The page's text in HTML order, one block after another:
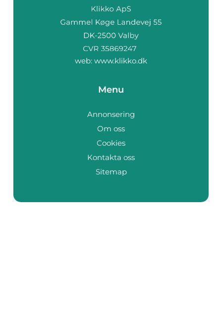
web: www.klikko.dk
Menu
Annonsering
Om oss
Cookies
Kontakta oss
Sitemap